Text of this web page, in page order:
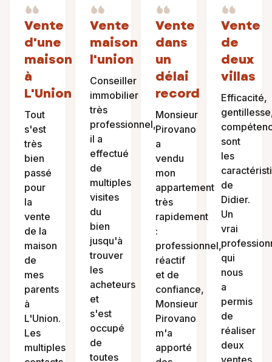
Vente
d'une
maison
à
L'Union
Tout
s'est
très
bien
passé
pour
la
vente
de la
maison
de
mes
parents
à
L'Union.
Les
multiples
Vente
maison
l'union
Conseiller
immobilier
très
professionnel,
il a
effectué
de
multiples
visites
du
bien
jusqu'à
trouver
les
acheteurs
et
s'est
occupé
de
toutes
Vente
dans
un
délai
record
Monsieur
Pirovano
a
vendu
mon
appartement
très
rapidement
:
professionnel,
réactif
et de
confiance,
Monsieur
Pirovano
m'a
apporté
Vente
de
deux
villas
Efficacité,
sont
les
de
Didier.
Un
vrai
qui
nous
a
permis
de
réaliser
deux
ventes,